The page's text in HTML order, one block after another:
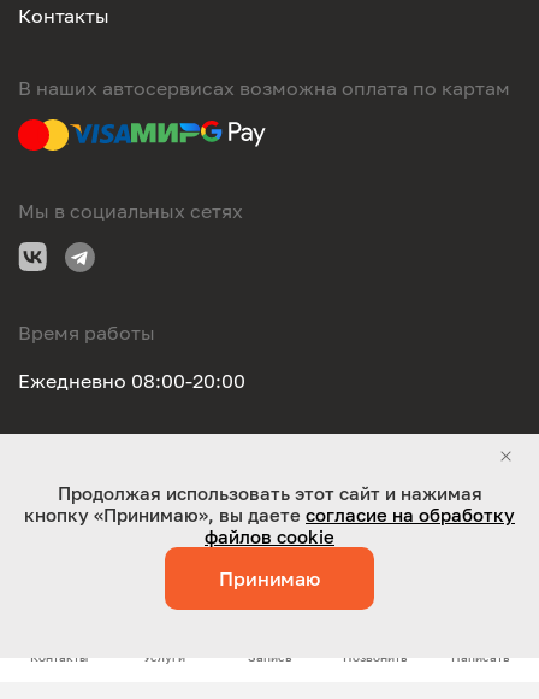
Контакты Услуги Запись Позвонить Написать
Контакты
В наших автосервисах возможна оплата по картам
Мы в социальных сетях
Время работы
Ежедневно 08:00-20:00
ООО "Оригинал-сервис". Все права защищены 2026
Работает на технологиях:Jaky
Продолжая использовать этот сайт и нажимая
кнопку «Принимаю», вы даете согласие на обработку
файлов cookie
Принимаю